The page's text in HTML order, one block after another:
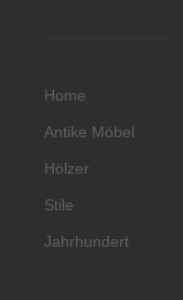
Home
Antike Möbel
Hölzer
Stile
Jahrhundert